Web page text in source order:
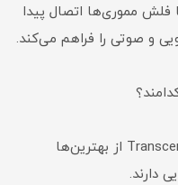
فلش مموری‌ها اتصال پیدا
و صوتی را فراهم می‌کند.
برندهای مثل SanDisk، Kingston و Transcend از بهترین‌ها
دارند.